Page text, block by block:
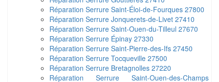
Réparation Serrure Saint-Éloi-de-Fourques 27800
Réparation Serrure Jonquerets-de-Livet 27410
Réparation Serrure Saint-Ouen-du-Tilleul 27670
Réparation Serrure Épinay 27330
Réparation Serrure Saint-Pierre-des-Ifs 27450
Réparation Serrure Tocqueville 27500
Réparation Serrure Bretagnolles 27220
Réparation Serrure Saint-Ouen-des-Champs